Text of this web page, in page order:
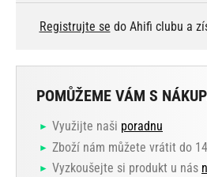
Registrujte se do Ahifi clubu a
POMŮŽEME VÁM S
Využijte naši poradnu
Zboží nám můžete vrátit do
Vyzkoušejte si produkt u nás